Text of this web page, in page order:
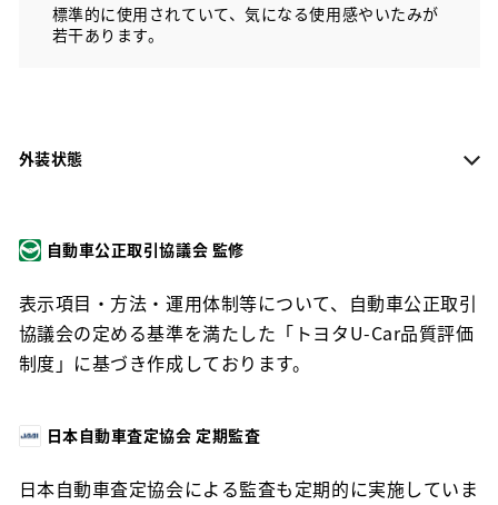
標準的に使用されていて、気になる使用感やいたみが
若干あります。
外装状態
自動車公正取引協議会 監修
表示項目・方法・運用体制等について、自動車公正取引
協議会の定める基準を満たした「トヨタU-Car品質評価
制度」に基づき作成しております。
日本自動車査定協会 定期監査
日本自動車査定協会による監査も定期的に実施していま